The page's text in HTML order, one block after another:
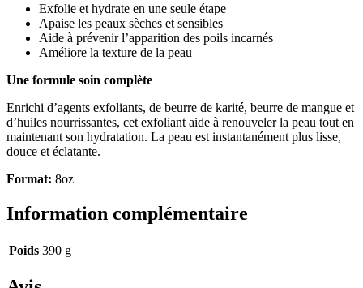
Exfolie et hydrate en une seule étape
Apaise les peaux sèches et sensibles
Aide à prévenir l’apparition des poils incarnés
Améliore la texture de la peau
Une formule soin complète
Enrichi d’agents exfoliants, de beurre de karité, beurre de mangue et
d’huiles nourrissantes, cet exfoliant aide à renouveler la peau tout en
maintenant son hydratation. La peau est instantanément plus lisse,
douce et éclatante.
Format: 8oz
Information complémentaire
Poids 390 g